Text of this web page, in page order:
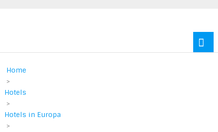
Home
>
Hotels
>
Hotels in Europa
>